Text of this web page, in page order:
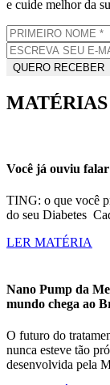
e cuide melhor da
Você já ouviu
TING: o que você
do seu Diabetes
LER MATÉRIA
Nano Pump da
mundo chega ao
O futuro do
nunca esteve tão
desenvolvida pela